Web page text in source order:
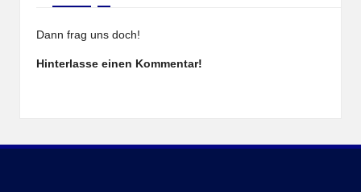
Dann frag uns doch!
Hinterlasse einen Kommentar!